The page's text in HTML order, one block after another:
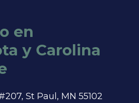
en
y Carolina
St Paul, MN 55102